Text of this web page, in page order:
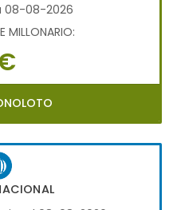
08-08-2026
MILLONARIO: